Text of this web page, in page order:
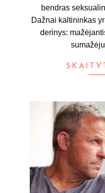
bendras
Dažnai kaltininkas
derinys: